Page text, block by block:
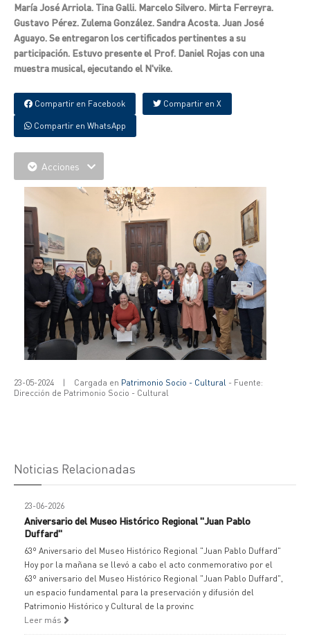
María José Arriola. Tina Galli. Marcelo Silvero. Mirta Ferreyra.
Gustavo Pérez. Zulema González. Sandra Acosta. Juan José
Aguayo. Se entregaron los certificados pertinentes a su
participación. Estuvo presente el Prof. Daniel Rojas con una
muestra musical, ejecutando el N'vike.
Compartir en Facebook Compartir en X
Compartir en WhatsApp
Acciones
23-05-2024 | Cargada en Patrimonio Socio - Cultural - Fuente:
Dirección de Patrimonio Socio - Cultural
Noticias Relacionadas
23-06-2026
Aniversario del Museo Histórico Regional "Juan Pablo
Duffard"
63º Aniversario del Museo Histórico Regional "Juan Pablo Duffard"
Hoy por la mañana se llevó a cabo el acto conmemorativo por el
63º aniversario del Museo Histórico Regional "Juan Pablo Duffard",
un espacio fundamental para la preservación y difusión del
Patrimonio Histórico y Cultural de la provinc
Leer más